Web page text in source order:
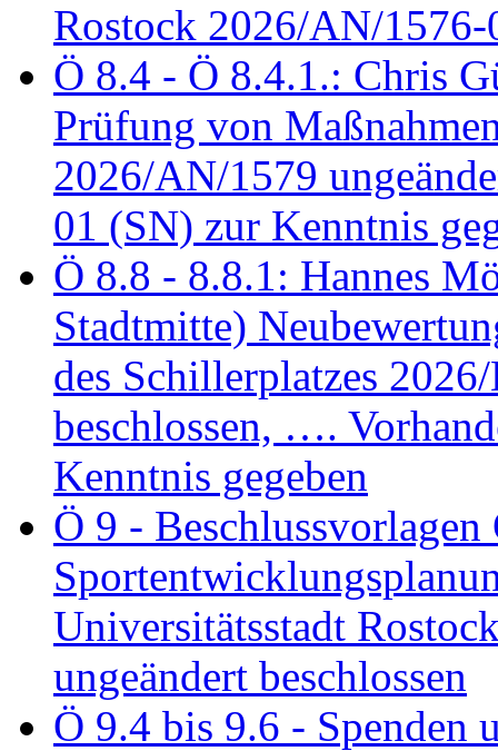
Rostock 2026/AN/1576-
Ö 8.4 - Ö 8.4.1.: Chris
Prüfung von
2026/AN/1579
01 (SN) zur Kenntnis
Ö 8.8 - 8.8.1: Hannes
Stadtmitte)
des Schillerplatzes
beschlossen, ….
Kenntnis gegeben
Ö 9 - Beschlussvorlagen
Universitätsstadt
ungeändert beschlossen
Ö 9.4 bis 9.6 -